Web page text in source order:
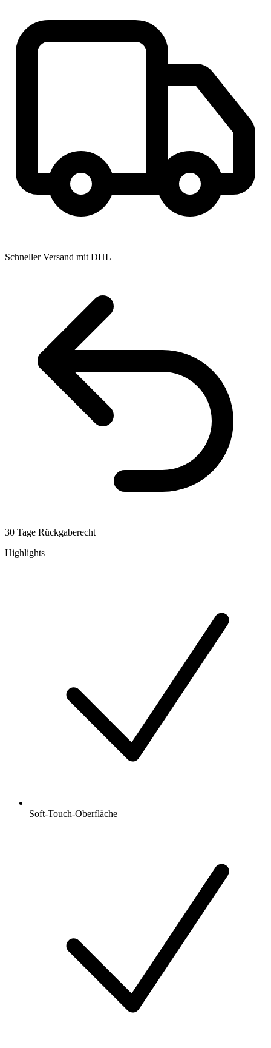
Schneller Versand mit DHL
30 Tage Rückgaberecht
Highlights
Soft-Touch-Oberfläche